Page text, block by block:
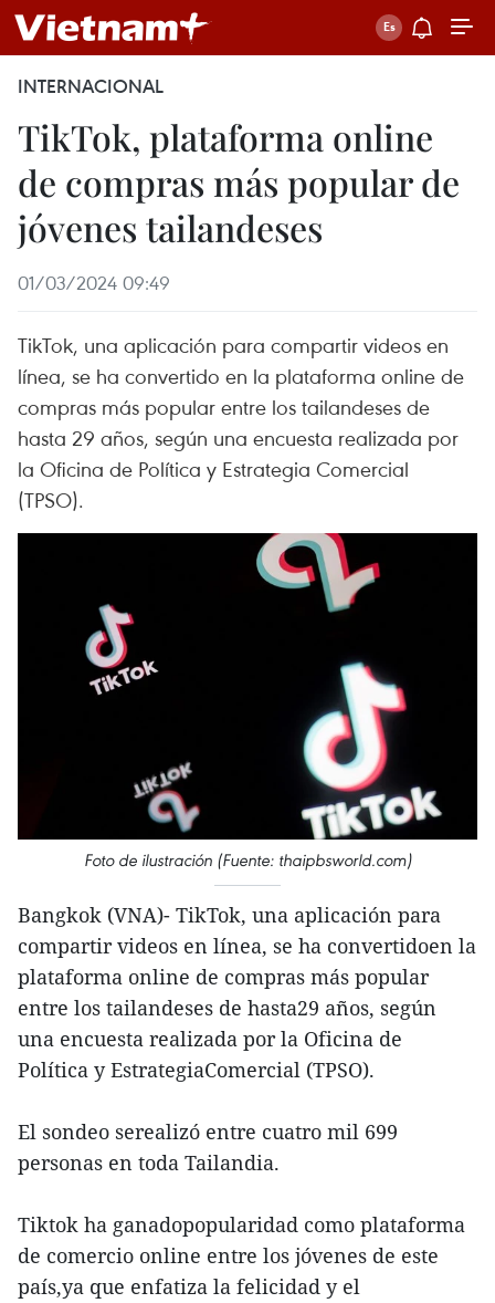
INTERNACIONAL
TikTok, plataforma online
de compras más popular de
jóvenes tailandeses
01/03/2024 09:49
TikTok, una aplicación para compartir videos en
línea, se ha convertido en la plataforma online de
compras más popular entre los tailandeses de
hasta 29 años, según una encuesta realizada por
la Oficina de Política y Estrategia Comercial
(TPSO).
Foto de ilustración (Fuente: thaipbsworld.com)
Bangkok (VNA)- TikTok, una aplicación para
compartir videos en línea, se ha convertidoen la
plataforma online de compras más popular
entre los tailandeses de hasta29 años, según
una encuesta realizada por la Oficina de
Política y EstrategiaComercial (TPSO).
El sondeo serealizó entre cuatro mil 699
personas en toda Tailandia.
Tiktok ha ganadopopularidad como plataforma
de comercio online entre los jóvenes de este
país,ya que enfatiza la felicidad y el